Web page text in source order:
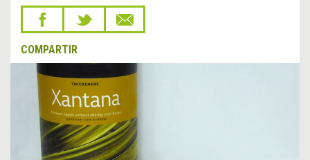
COMPARTIR